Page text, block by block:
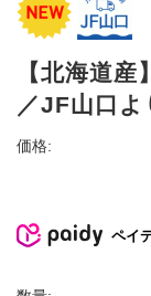
【北海道
／JF山口
価格:
ペイ